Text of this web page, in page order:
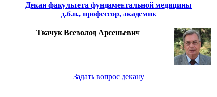
Декан факультета фундаментальной медицины
д.б.н., профессор, академик
Ткачук Всеволод Арсеньевич
Задать вопрос декану